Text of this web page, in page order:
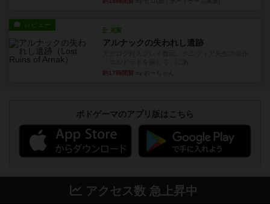
レビュー
充実
アルナックの失われし遺跡
約17時間前
ボドゲーマのアプリ版はこちら
アクセス数 急上昇中